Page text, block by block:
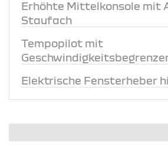
Erhöhte Mittelkonsole mit
Staufach
Tempopilot mit
Elektrische Fensterheber